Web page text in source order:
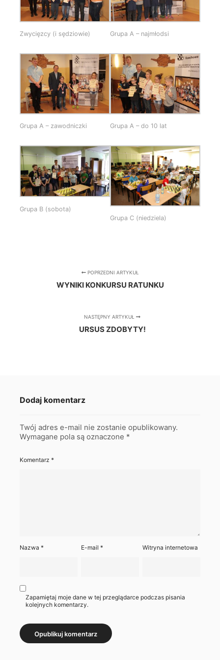
Zwycięzcy (i sędziowie) Grupa A – najmłodsi
Grupa A – zawodniczki Grupa A – do 10 lat
Grupa B (sobota)
Grupa C (niedziela)
POPRZEDNI ARTYKUŁ
WYNIKI KONKURSU RATUNKU
NASTĘPNY ARTYKUŁ
URSUS ZDOBYTY!
Dodaj komentarz
Twój adres e-mail nie zostanie opublikowany.
Wymagane pola są oznaczone *
Komentarz *
Nazwa * E-mail* Witryna internetowa
Zapamiętaj moje dane w tej przeglądarce podczas pisania
kolejnych komentarzy.